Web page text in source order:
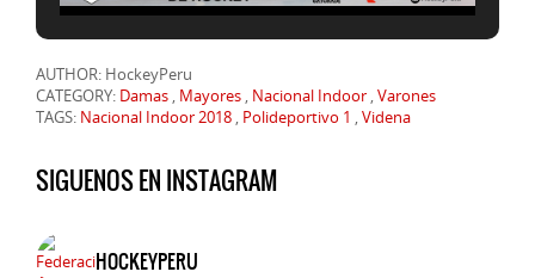
AUTHOR: HockeyPeru
CATEGORY: Damas , Mayores , Nacional Indoor ,Varones
TAGS: Nacional Indoor 2018 , Polideportivo 1 ,Videna
SIGUENOS EN INSTAGRAM
HOCKEYPERU